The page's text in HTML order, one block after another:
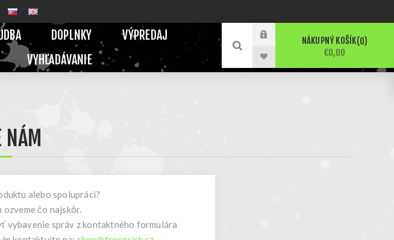
DOPLNKY
VÝPREDAJ
VYHĽADÁVANIE
NÁKUPNÝ KOŠÍK 0
€0,00
NÁM
alebo spolupráci?
ozveme čo najskôr.
vybavenie správ z kontaktného formulára